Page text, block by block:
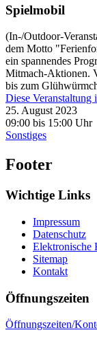
Spielmobil
(In-/Outdoor-
dem Motto
ein spannendes
Mitmach-Aktionen.
bis zum
Diese Veranstaltung
25. August 2023
09:00 bis 15:00 Uhr
Sonstiges
Footer
Wichtige Links
Impressum
Datenschutz
Elektronische
Sitemap
Kontakt
Öffnungszeiten
Öffnungszeiten/